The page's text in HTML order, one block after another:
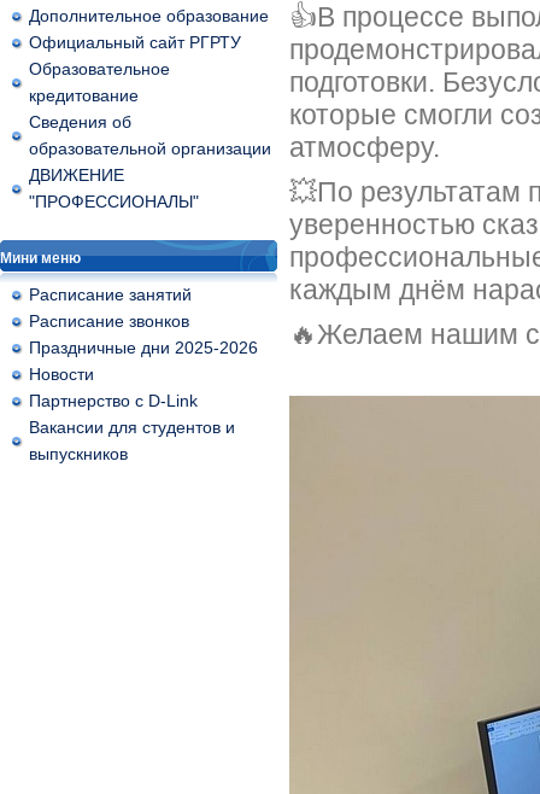
Дополнительное образование
Официальный сайт РГРТУ
Образовательное
кредитование
Сведения об
образовательной организации
ДВИЖЕНИЕ
"ПРОФЕССИОНАЛЫ"
Мини меню
Расписание занятий
Расписание звонков
Праздничные дни 2025-2026
Новости
Партнерство с D-Link
Вакансии для студентов и
выпускников
👍В процессе
подготовки.
которые смогли
атмосферу.
💥По результатам
уверенностью
каждым днём
🔥Желаем нашим